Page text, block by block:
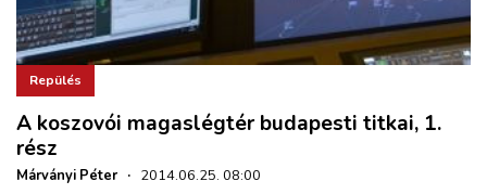
Repülés
A koszovói magaslégtér budapesti titkai, 1.
rész
Márványi Péter · 2014.06.25. 08:00